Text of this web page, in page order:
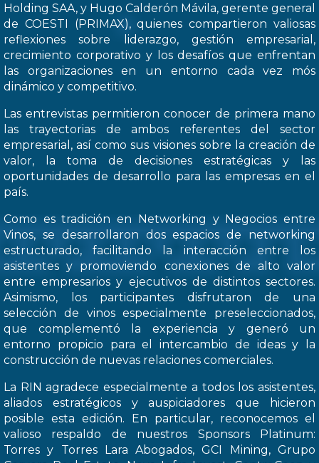
Holding SAA, y Hugo Calderón Mávila, gerente general
de COESTI (PRIMAX), quienes compartieron valiosas
reflexiones sobre liderazgo, gestión empresarial,
crecimiento corporativo y los desafíos que enfrentan
las organizaciones en un entorno cada vez mós
dinámico y competitivo.
Las entrevistas permitieron conocer de primera mano
las trayectorias de ambos referentes del sector
empresarial, así como sus visiones sobre la creación de
valor, la toma de decisiones estratégicas y las
oportunidades de desarrollo para las empresas en el
país.
Como es tradición en Networking y Negocios entre
Vinos, se desarrollaron dos espacios de networking
estructurado, facilitando la interacción entre los
asistentes y promoviendo conexiones de alto valor
entre empresarios y ejecutivos de distintos sectores.
Asimismo, los participantes disfrutaron de una
selección de vinos especialmente preseleccionados,
que complementó la experiencia y generó un
entorno propicio para el intercambio de ideas y la
construcción de nuevas relaciones comerciales.
La RIN agradece especialmente a todos los asistentes,
aliados estratégicos y auspiciadores que hicieron
posible esta edición. En particular, reconocemos el
valioso respaldo de nuestros Sponsors Platinum:
Torres y Torres Lara Abogados, GCI Mining, Grupo